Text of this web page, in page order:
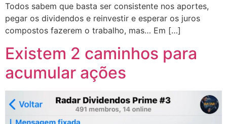
Todos sabem que basta ser consistente nos aportes,
pegar os dividendos e reinvestir e esperar os juros
compostos fazerem o trabalho, mas… Em […]
Existem 2 caminhos para
acumular ações